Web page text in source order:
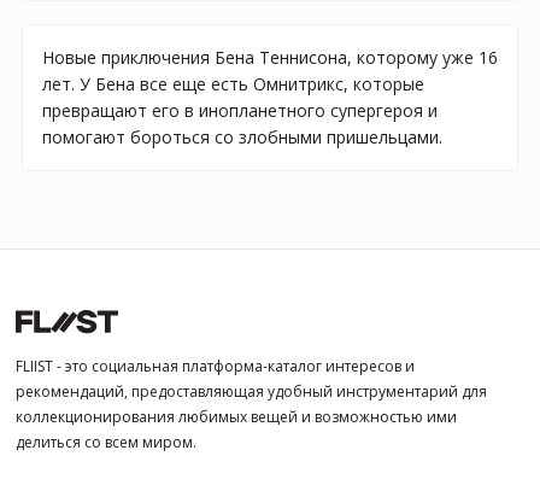
Новые приключения Бена Теннисона, которому уже 16
лет. У Бена все еще есть Омнитрикс, которые
превращают его в инопланетного супергероя и
помогают бороться со злобными пришельцами.
FLIIST - это социальная платформа-каталог интересов и
рекомендаций, предоставляющая удобный инструментарий для
коллекционирования любимых вещей и возможностью ими
делиться со всем миром.